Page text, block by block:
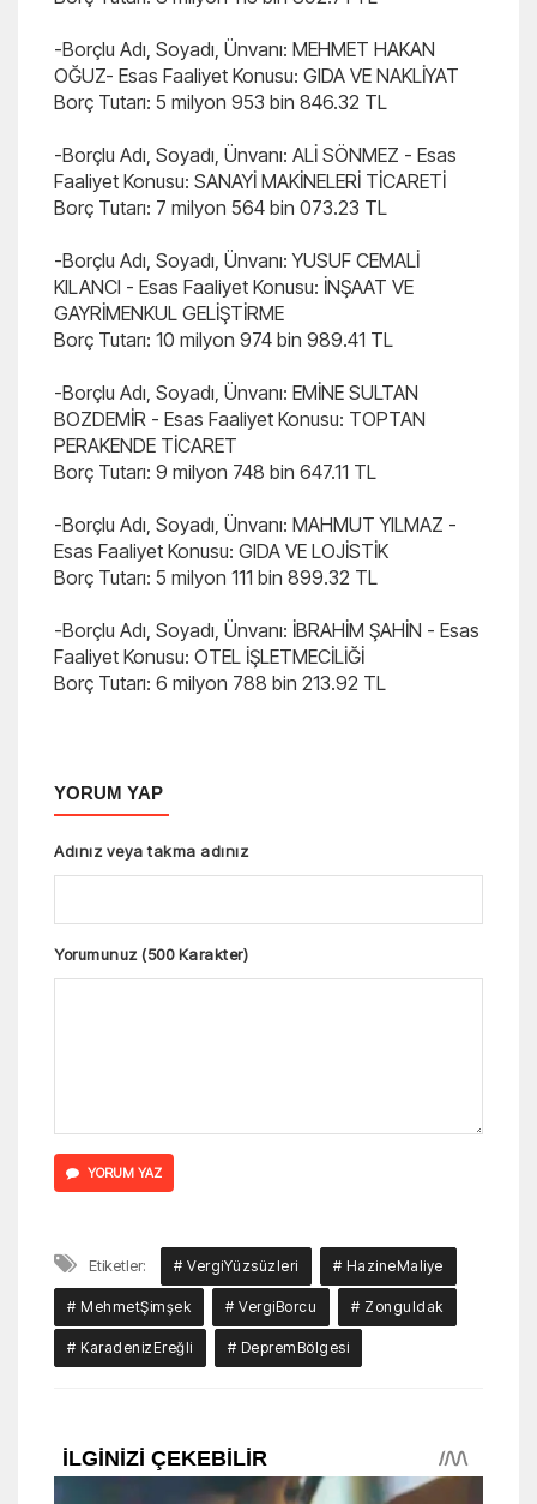
-Borçlu Adı, Soyadı, Ünvanı: MEHMET HAKAN
OĞUZ- Esas Faaliyet Konusu: GIDA VE NAKLİYAT
Borç Tutarı: 5 milyon 953 bin 846.32 TL
-Borçlu Adı, Soyadı, Ünvanı: ALİ SÖNMEZ - Esas
Faaliyet Konusu: SANAYİ MAKİNELERİ TİCARETİ
Borç Tutarı: 7 milyon 564 bin 073.23 TL
-Borçlu Adı, Soyadı, Ünvanı: YUSUF CEMALİ
KILANCI - Esas Faaliyet Konusu: İNŞAAT VE
GAYRİMENKUL GELİŞTİRME
Borç Tutarı: 10 milyon 974 bin 989.41 TL
-Borçlu Adı, Soyadı, Ünvanı: EMİNE SULTAN
BOZDEMİR - Esas Faaliyet Konusu: TOPTAN
PERAKENDE TİCARET
Borç Tutarı: 9 milyon 748 bin 647.11 TL
-Borçlu Adı, Soyadı, Ünvanı: MAHMUT YILMAZ -
Esas Faaliyet Konusu: GIDA VE LOJİSTİK
Borç Tutarı: 5 milyon 111 bin 899.32 TL
-Borçlu Adı, Soyadı, Ünvanı: İBRAHİM ŞAHİN - Esas
Faaliyet Konusu: OTEL İŞLETMECİLİĞİ
Borç Tutarı: 6 milyon 788 bin 213.92 TL
YORUM YAP
Adınız veya takma adınız
Yorumunuz (500 Karakter)
YORUM YAZ
Etiketler: # VergiYüzsüzleri # HazineMaliye
# MehmetŞimşek # VergiBorcu # Zonguldak
# KaradenizEreğli # DepremBölgesi